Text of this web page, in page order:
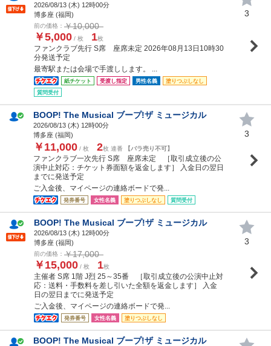
2026/08/13 (木) 12時00分
博多座 (福岡)
前の価格： ￥10,000
￥5,000 / 枚 1枚
ファンクラブ先行 S席 座席未定 2026年08月13日10時30
分発送予定
最寄駅または会場で手渡しします。 ...
紙チケット 受渡し指定 男性名義
塗りつぶしなし
質問受付
3
BOOP! The Musical ブープ!ザ ミュージカル
2026/08/13 (木) 12時00分
博多座 (福岡)
￥11,000 / 枚 2枚 連番 【バラ売り不可】
ファンクラブ一次先行 S席 座席未定 ［取引成立後の公
演中止対応：チケット券面額を返金します］ 入金日の翌日
までに発送予定
ご入金後、マイページの連絡ボードで発...
発券番号 女性名義 塗りつぶしなし 質問受付
3
BOOP! The Musical ブープ!ザ ミュージカル
2026/08/13 (木) 12時00分
博多座 (福岡)
前の価格： ￥17,000
￥15,000 / 枚 1枚
主催者 S席 1階 J烈 25～35番 ［取引成立後の公演中止対
応：送料・手数料を差し引いた全額を返金します］ 入金
日の翌日までに発送予定
ご入金後、マイページの連絡ボードで発...
発券番号 女性名義 塗りつぶしなし
3
BOOP! The Musical ブープ!ザ ミュージカル